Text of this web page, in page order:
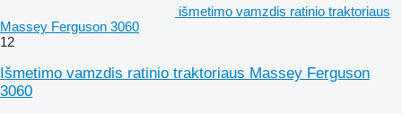
išmetimo vamzdis ratinio traktoriaus
Massey Ferguson 3060
12
Išmetimo vamzdis ratinio traktoriaus Massey Ferguson
3060